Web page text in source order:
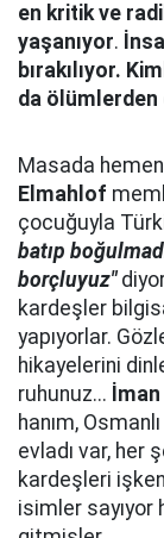
en kritik ve
yaşanıyor.
bırakılıyor.
da ölümlerden
Masada
Elmahlof
çocuğuyla
batıp
borçluyuz"
kardeşler
yapıyorlar.
hikayelerini
ruhunuz...
hanım,
evladı var, her
kardeşleri
isimler sayıyor